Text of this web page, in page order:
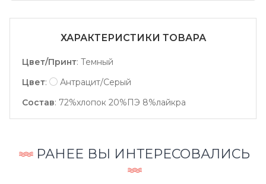
ХАРАКТЕРИСТИКИ ТОВАРА
Цвет/Принт: Темный
Цвет:
Антрацит/Серый
Состав: 72%хлопок 20%ПЭ 8%лайкра
РАНЕЕ ВЫ ИНТЕРЕСОВАЛИСЬ